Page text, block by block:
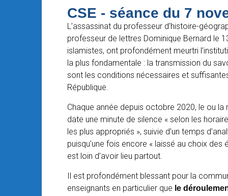
CSE - séance du 7
L’assassinat du professeur d’histoire-
professeur de lettres Dominique Bernard le
islamistes, ont profondément meurtri
la plus fondamentale : la transmission du
sont les conditions nécessaires et
République.
Chaque année depuis octobre 2020, le ou
date une minute de silence « selon les
les plus appropriés », suivie d’un temps
puisqu’une fois encore « laissé au choix
est loin d’avoir lieu partout.
Il est profondément blessant pour la
enseignants en particulier que le